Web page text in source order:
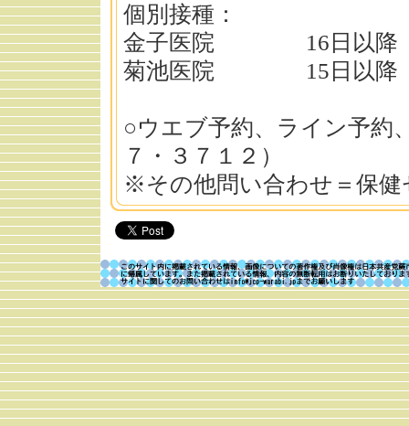
個別接種：
金子医院 16日以降
菊池医院 15日以降
○ウエブ予約、ライン予約
７・３７１２）
※その他問い合わせ＝保健